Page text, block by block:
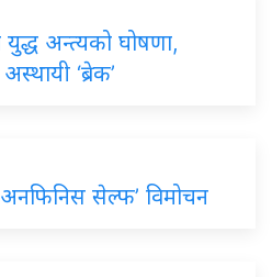
युद्ध अन्त्यको घोषणा,
‘ब्रेक’
सेल्फ’ विमोचन